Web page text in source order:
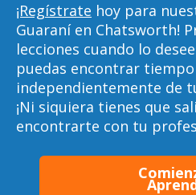
¡Regístrate hoy para
Guaraní en Chatsworth!
lecciones cuando lo
puedas encontrar
independientemente de
¡Ni siquiera tienes que
encontrarte con tu